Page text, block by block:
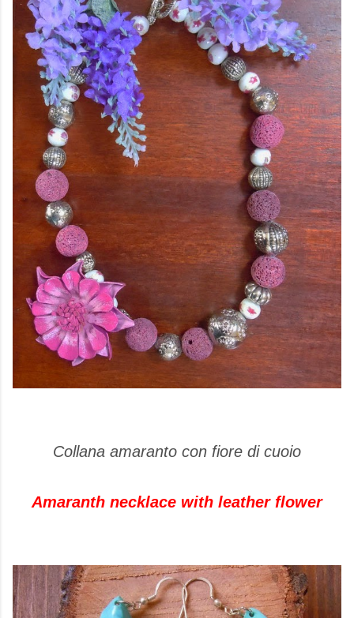
Collana amaranto con fiore di cuoio
Amaranth necklace with leather flower